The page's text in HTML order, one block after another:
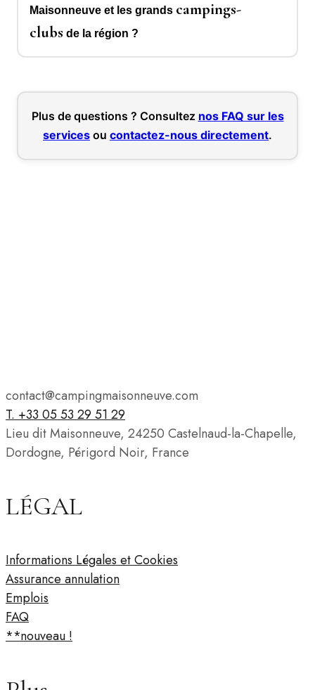
Maisonneuve et les grands campings-
clubs de la région ?
Plus de questions ? Consultez nos FAQ sur les
services ou contactez-nous directement.
contact@campingmaisonneuve.com
T. +33 05 53 29 51 29
Lieu dit Maisonneuve, 24250 Castelnaud-la-Chapelle,
Dordogne, Périgord Noir, France
LÉGAL
Informations Légales et Cookies
Assurance annulation
Emplois
FAQ
**nouveau !